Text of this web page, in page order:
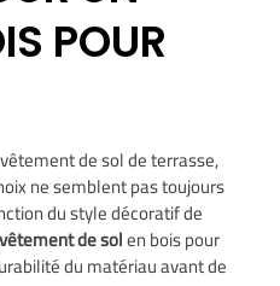
POUR
de sol de terrasse,
ne semblent pas toujours
du style décoratif de
de solen bois pour
du matériau avant de